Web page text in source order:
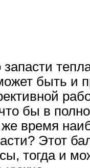
быть и
бы в
время
Этот
тогда и